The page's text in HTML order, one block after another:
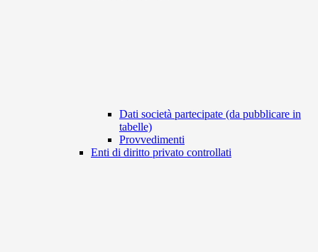
Dati società partecipate (da pubblicare in
tabelle)
Provvedimenti
Enti di diritto privato controllati